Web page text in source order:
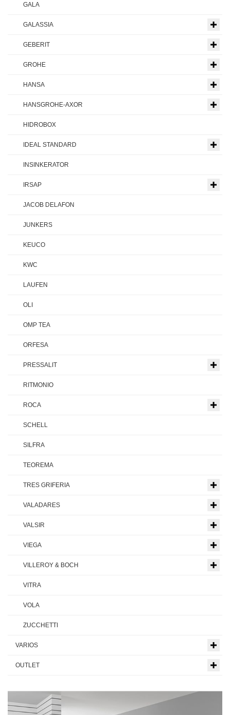
GALA
GALASSIA
GEBERIT
GROHE
HANSA
HANSGROHE-AXOR
HIDROBOX
IDEAL STANDARD
INSINKERATOR
IRSAP
JACOB DELAFON
JUNKERS
KEUCO
KWC
LAUFEN
OLI
OMP TEA
ORFESA
PRESSALIT
RITMONIO
ROCA
SCHELL
SILFRA
TEOREMA
TRES GRIFERIA
VALADARES
VALSIR
VIEGA
VILLEROY & BOCH
VITRA
VOLA
ZUCCHETTI
VARIOS
OUTLET